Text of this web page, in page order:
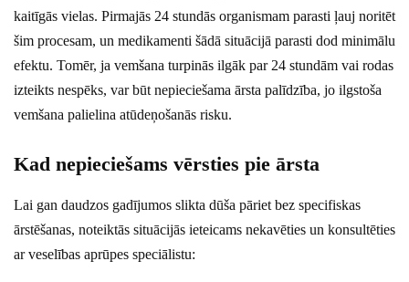
kaitīgās vielas. Pirmajās 24 stundās organismam parasti ļauj noritēt
šim procesam, un medikamenti šādā situācijā parasti dod minimālu
efektu. Tomēr, ja vemšana turpinās ilgāk par 24 stundām vai rodas
izteikts nespēks, var būt nepieciešama ārsta palīdzība, jo ilgstoša
vemšana palielina atūdeņošanās risku.
Kad nepieciešams vērsties pie ārsta
Lai gan daudzos gadījumos slikta dūša pāriet bez specifiskas
ārstēšanas, noteiktās situācijās ieteicams nekavēties un konsultēties
ar veselības aprūpes speciālistu: